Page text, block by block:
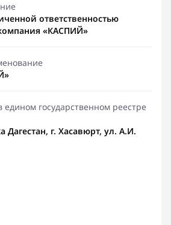
ответственностью
«КАСПИЙ»
едином государственном реестре
Дагестан, г. Хасавюрт, ул. А.И.